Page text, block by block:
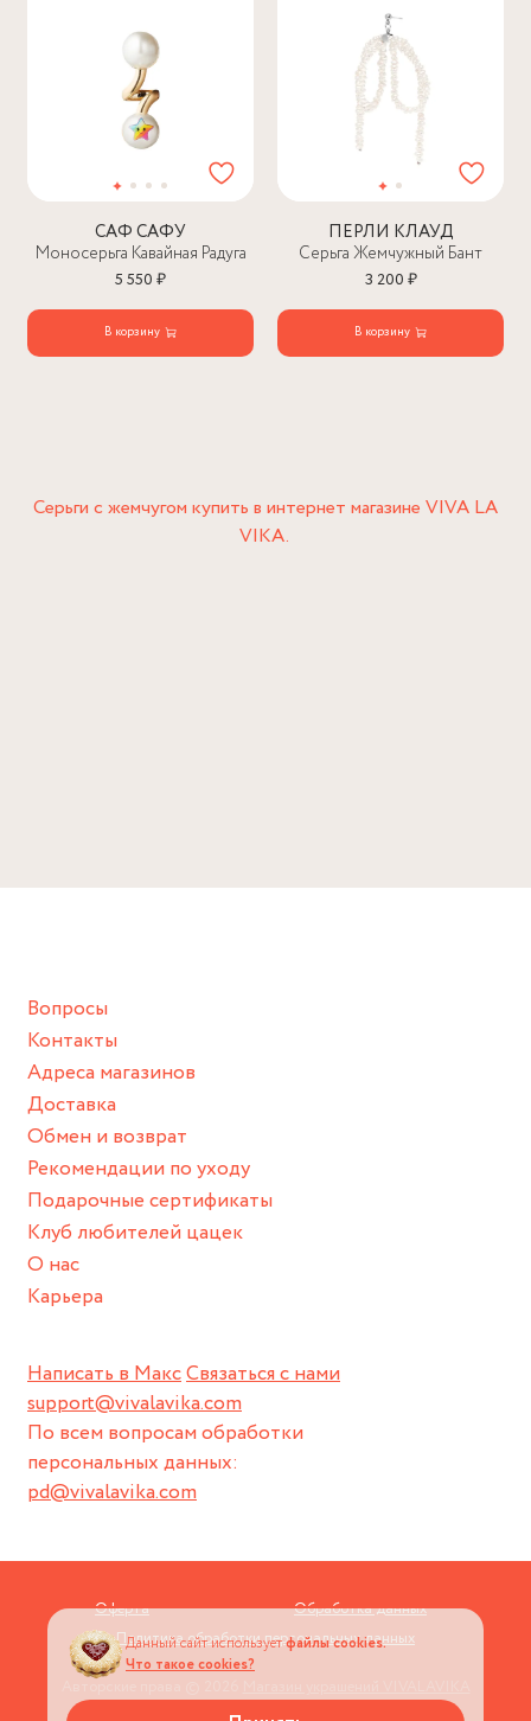
САФ САФУ
Моносерьга Кавайная Радуга
5 550 ₽
В корзину
ПЕРЛИ КЛАУД
Серьга Жемчужный Бант
3 200 ₽
В корзину
Серьги с жемчугом купить в интернет магазине VIVA LA
VIKA.
Написать в МаксСвязаться с нами
support@vivalavika.com
По всем вопросам обработки
персональных данных:
pd@vivalavika.com
Вопросы
Контакты
Адреса магазинов
Доставка
Обмен и возврат
Рекомендации по уходу
Подарочные сертификаты
Клуб любителей цацек
О нас
Карьера
Оферта
Обработка данных
Политика обработки персональных данных
Данный сайт используетфайлы cookies.
Что такое cookies?